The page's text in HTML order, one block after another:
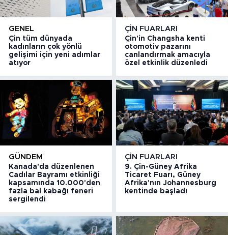
GENEL
Çin tüm dünyada
kadınların çok yönlü
gelişimi için yeni adımlar
atıyor
ÇIN FUARLARI
Çin'in Changsha kenti
otomotiv pazarını
canlandırmak amacıyla
özel etkinlik düzenledi
GÜNDEM
Kanada'da düzenlenen
Cadılar Bayramı etkinliği
kapsamında 10.000'den
fazla bal kabağı feneri
sergilendi
ÇIN FUARLARI
9. Çin-Güney Afrika
Ticaret Fuarı, Güney
Afrika'nın Johannesburg
kentinde başladı